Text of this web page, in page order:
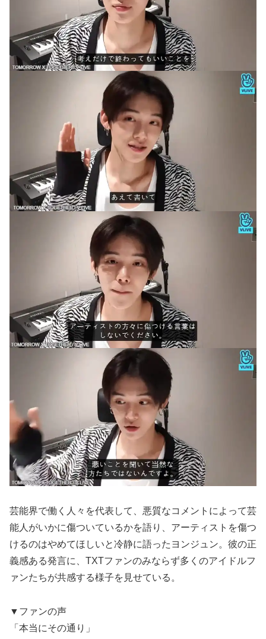
芸能界で働く人々を代表して、悪質なコメントによって芸
能人がいかに傷ついているかを語り、アーティストを傷つ
けるのはやめてほしいと冷静に語ったヨンジュン。彼の正
義感ある発言に、TXTファンのみならず多くのアイドルフ
ァンたちが共感する様子を見せている。
▼ファンの声
「本当にその通り」